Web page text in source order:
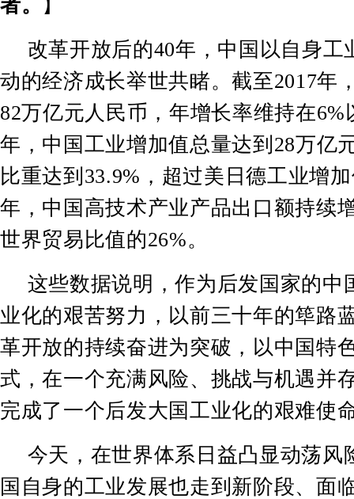
者。
】
改革开放后的40年，中国以自身工
动的经济成长举世共睹。截至2017年
82万亿元人民币，年增长率维持在6%
年，中国工业增加值总量达到 28万亿
比重达到 33.9% ，超过美日德工业增
年，中国高技术产业产品出口额持续
世界贸易比值的26%。
这些数据说明，作为后发国家的中
业化的艰苦努力，以前三十年的筚路
革开放的持续奋进为突破，以中国特
式，在一个充满风险、挑战与机遇并
完成了一个后发大国工业化的艰难使
今天，在世界体系日益凸显动荡风
国自身的工业发展也走到新阶段、面